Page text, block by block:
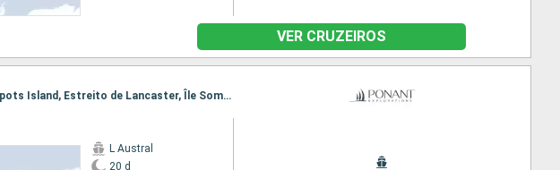
VER CRUZEIROS
Itinerário : Kangerlussuaq, Nooralak, Baia de Disko, Pond Inlet, Philpots Island, Estreito de Lancaster, Île Somerset, Bellot stait, Prince of Wales Strait, Île de Prescott, Prince of Wales Strait, Estreito de Lancaster, Beechey (ilha), Estreito de Lancaster, Svartenhavn, Qeqertarsuaq, Evighedsfjorden, Nuuk
L Austral
20 d